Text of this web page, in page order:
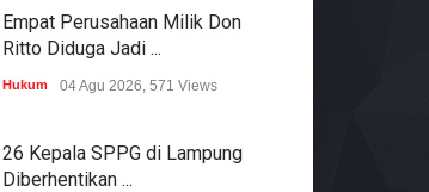
Empat Perusahaan Milik Don
Ritto Diduga Jadi ...
Hukum 04 Agu 2026, 571 Views
26 Kepala SPPG di Lampung
Diberhentikan ...